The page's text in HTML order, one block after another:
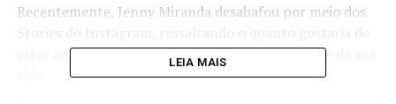
Recentemente, Jenny Miranda desabafou por meio dos
estar ao lado da filha nesse momento importante de sua
LEIA MAIS